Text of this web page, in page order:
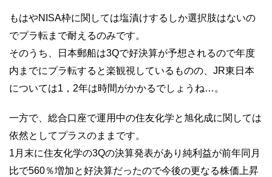
もはやNISA枠に関しては塩漬けするしか選択肢はないの
でプラ転まで耐えるのみです。
そのうち、日本郵船は3Qで好決算が予想されるので年度
内までにプラ転すると楽観視しているものの、JR東日本
については1，2年は時間がかかるでしょうね…。
一方で、総合口座で運用中の住友化学と旭化成に関しては
依然としてプラスのままです。
1月末に住友化学の3Qの決算発表があり純利益が前年同月
比で560％増加と好決算だったので今後の更なる株価上昇